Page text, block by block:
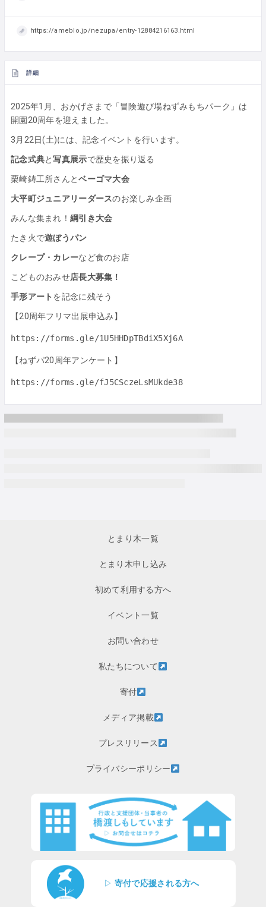
https://ameblo.jp/nezupa/entry-12884216163.html
詳細
2025年1月、おかげさまで「冒険遊び場ねずみもちパーク」は
開園20周年を迎えました。
3月22日(土)には、記念イベントを行います。
記念式典と写真展示で歴史を振り返る
栗崎鋳工所さんとベーゴマ大会
大平町ジュニアリーダースのお楽しみ企画
みんな集まれ！ 綱引き大会
たき火で遊ぼうパン
クレープ・カレーなど食のお店
こどものおみせ店長大募集！
手形アート を記念に残そう
【20周年フリマ出展申込み】
https://forms.gle/1U5HHDpTBdiX5Xj6A
【ねずパ20周年アンケート】
https://forms.gle/fJ5CSczeLsMUkde38
とまり木一覧
とまり木申し込み
初めて利用する方へ
イベント一覧
お問い合わせ
私たちについて
寄付
メディア掲載
プレスリリース
プライバシーポリシー
▷ 寄付で応援される方へ